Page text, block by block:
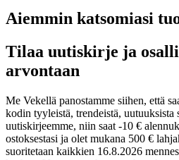
Aiemmin katsomiasi
Tilaa uutiskirje ja
arvontaan
Me Vekellä panostamme siihen, että
kodin tyyleistä, trendeistä, uutuuksista
uutiskirjeemme, niin saat -10 €
ostoksestasi ja olet mukana 500 €
suoritetaan kaikkien 16.8.2026